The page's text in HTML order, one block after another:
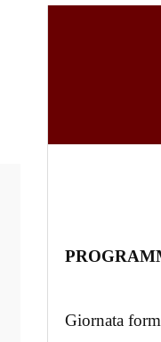
Giornata